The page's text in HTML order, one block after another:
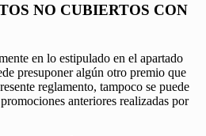
NO CUBIERTOS CON
en lo estipulado en el apartado
presuponer algún otro premio que
reglamento, tampoco se puede
anteriores realizadas por